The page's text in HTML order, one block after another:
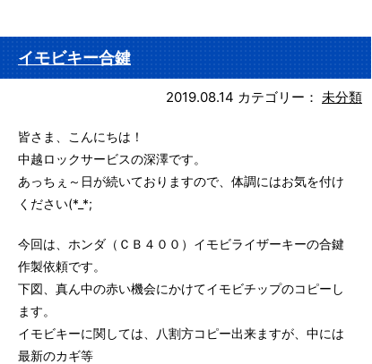
イモビキー合鍵
2019.08.14 カテゴリー： 未分類
皆さま、こんにちは！
中越ロックサービスの深澤です。
あっちぇ～日が続いておりますので、体調にはお気を付け
ください(*_*;
今回は、ホンダ（ＣＢ４００）イモビライザーキーの合鍵
作製依頼です。
下図、真ん中の赤い機会にかけてイモビチップのコピーし
ます。
イモビキーに関しては、八割方コピー出来ますが、中には
最新のカギ等